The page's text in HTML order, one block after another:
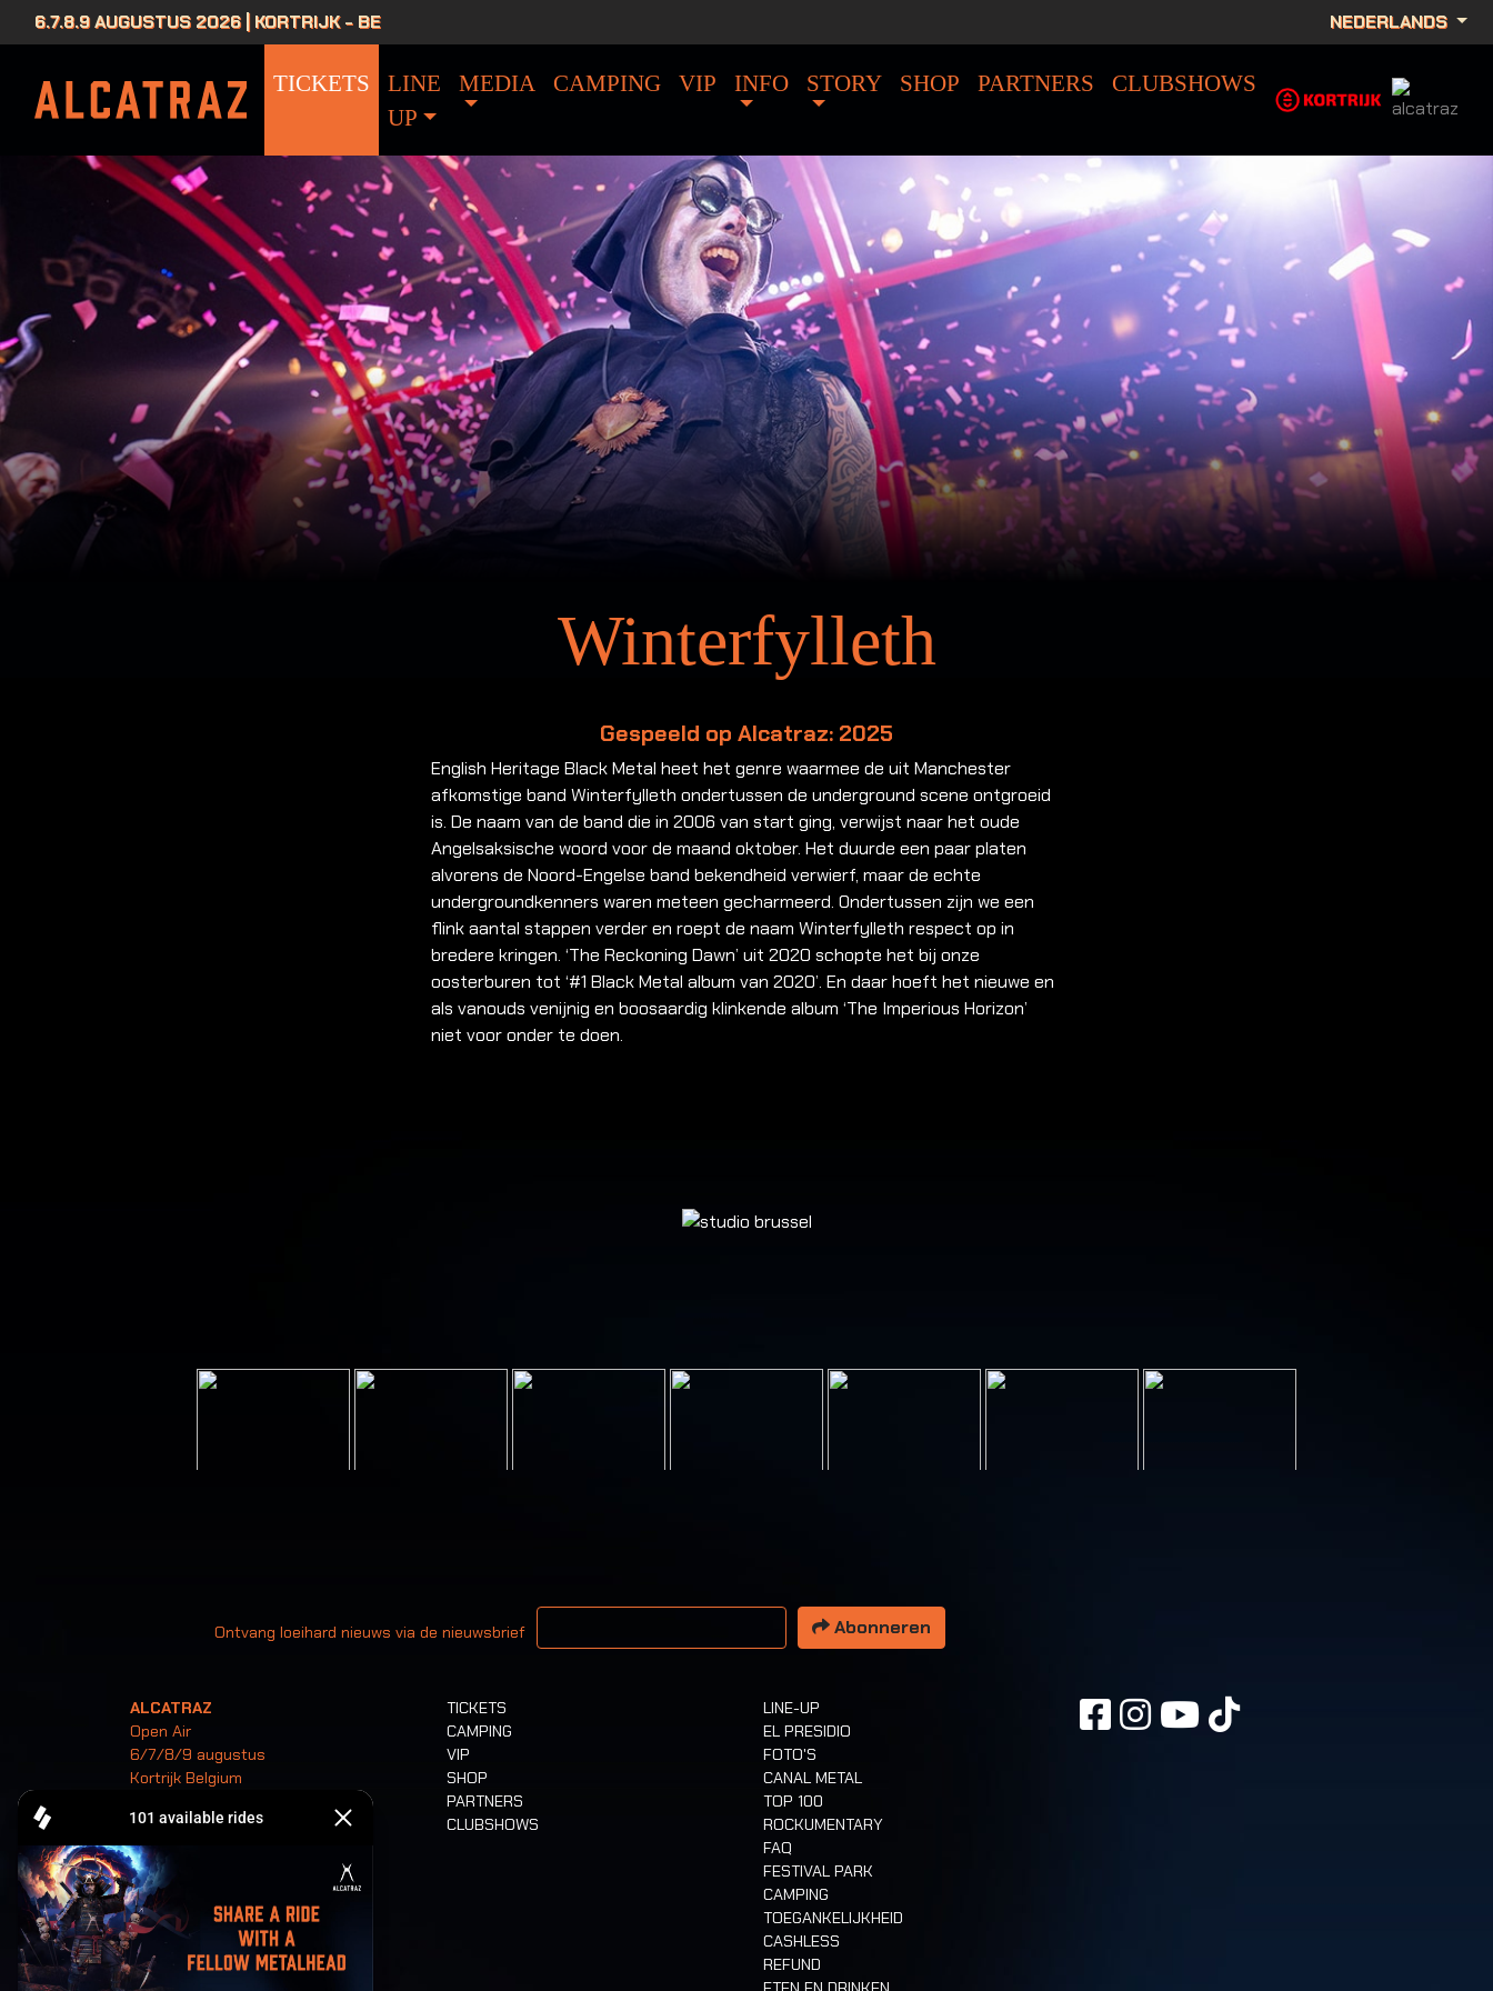
6.7.8.9 AUGUSTUS 2026 | KORTRIJK - BE NEDERLANDS
TICKETS
LINE
UP
MEDIA CAMPING VIP INFO STORY SHOP PARTNERS CLUBSHOWS
Winterfylleth
Gespeeld op Alcatraz: 2025
English Heritage Black Metal heet het genre waarmee de uit Manchester
afkomstige band Winterfylleth ondertussen de underground scene ontgroeid
is. De naam van de band die in 2006 van start ging, verwijst naar het oude
Angelsaksische woord voor de maand oktober. Het duurde een paar platen
alvorens de Noord-Engelse band bekendheid verwierf, maar de echte
undergroundkenners waren meteen gecharmeerd. Ondertussen zijn we een
flink aantal stappen verder en roept de naam Winterfylleth respect op in
bredere kringen. ‘The Reckoning Dawn’ uit 2020 schopte het bij onze
oosterburen tot ‘#1 Black Metal album van 2020’. En daar hoeft het nieuwe en
als vanouds venijnig en boosaardig klinkende album ‘The Imperious Horizon’
niet voor onder te doen.
Ontvang loeihard nieuws via de nieuwsbrief
Uw email adres
Abonneren
ALCATRAZ
Open Air
6/7/8/9 augustus
Kortrijk Belgium
Tickets
TICKETS
CAMPING
VIP
SHOP
PARTNERS
CLUBSHOWS
LINE-UP
EL PRESIDIO
FOTO'S
CANAL METAL
TOP 100
ROCKUMENTARY
FAQ
FESTIVAL PARK
CAMPING
TOEGANKELIJKHEID
CASHLESS
REFUND